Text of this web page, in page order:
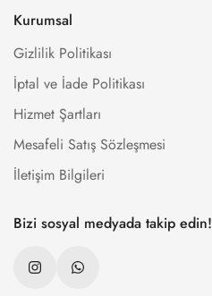
Kurumsal
Gizlilik Politikası
İptal ve İade Politikası
Hizmet Şartları
Mesafeli Satış Sözleşmesi
İletişim Bilgileri
Bizi sosyal medyada takip edin!